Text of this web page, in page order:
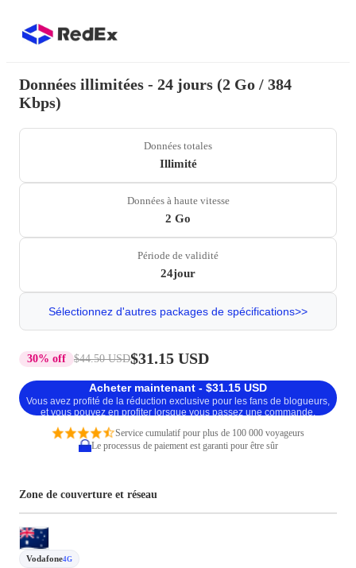
Données illimitées - 24 jours (2 Go / 384
Kbps)
Données totales
Illimité
Données à haute vitesse
2 Go
Période de validité
24jour
Sélectionnez d'autres packages de spécifications>>
30% off $44.50 USD$31.15 USD
Acheter maintenant - $31.15 USD
Vous avez profité de la réduction exclusive pour les fans de blogueurs,
et vous pouvez en profiter lorsque vous passez une commande.
Service cumulatif pour plus de 100 000 voyageurs
Le processus de paiement est garanti pour être sûr
Zone de couverture et réseau
Vodafone4G